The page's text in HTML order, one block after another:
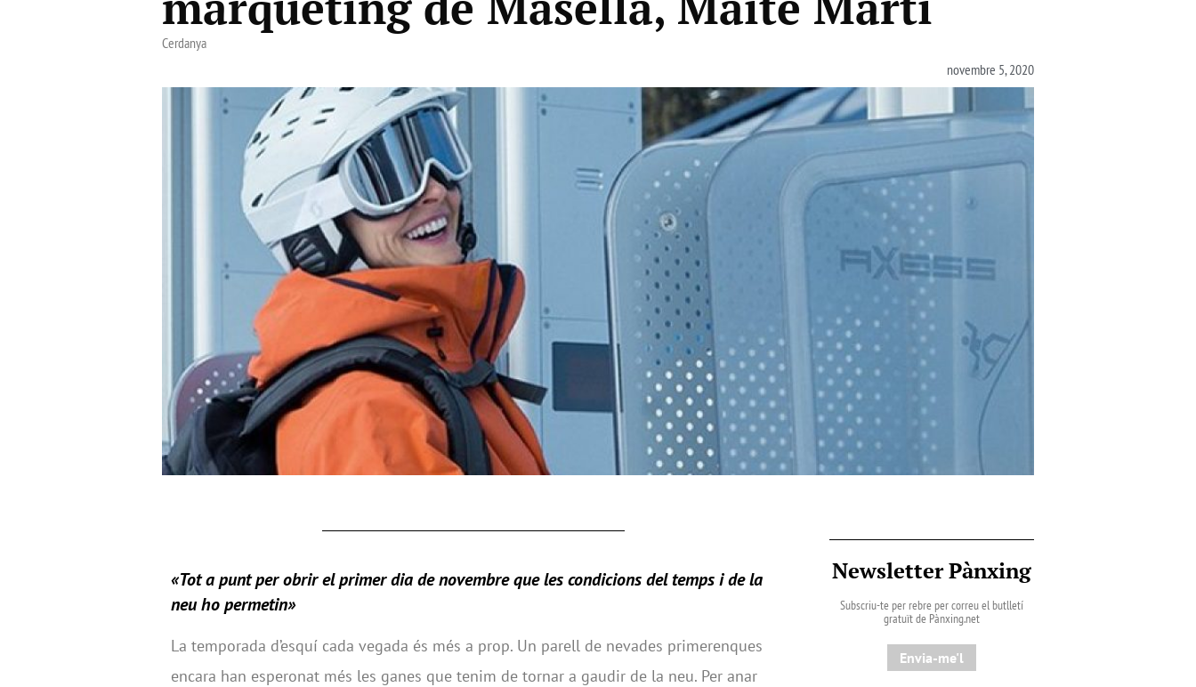
Cerdanya
novembre 5, 2020
«Tot a punt per obrir el primer dia de novembre que les condicions del temps i de la
neu ho permetin»
La temporada d’esquí cada vegada és més a prop. Un parell de nevades primerenques
encara han esperonat més les ganes que tenim de tornar a gaudir de la neu. Per anar
Newsletter Pànxing
Subscriu-te per rebre per correu el butlletí
gratuït de Pànxing.net​
Envia-me'l